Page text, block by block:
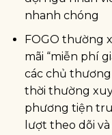
nhanh chóng
FOGO thường
mãi “miễn phí
các chủ
thời thường
phương tiện
lượt theo dõi